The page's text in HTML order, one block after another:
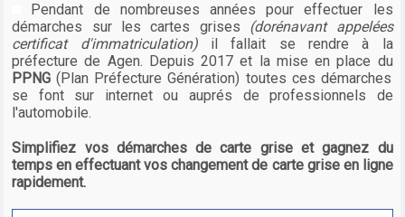
Pendant de nombreuses années pour effectuer les
démarches sur les cartes grises (dorénavant appelées
certificat d'immatriculation)il fallait se rendre à la
préfecture de Agen. Depuis 2017 et la mise en place du
PPNG(Plan Préfecture Génération) toutes ces démarches
se font sur internet ou auprés de professionnels de
l'automobile.
Simplifiez vos démarches de carte grise et gagnez du
temps en effectuant vos changement de carte grise en ligne
rapidement.